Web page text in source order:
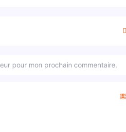
pour mon prochain commentaire.